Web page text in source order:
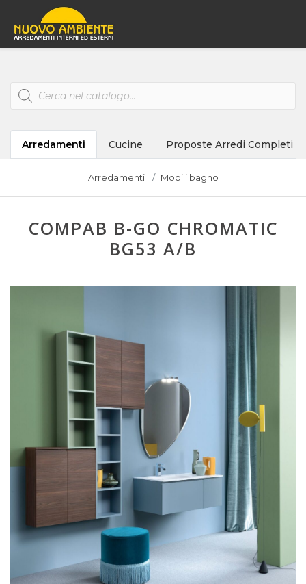
Products
search
Arredamenti Cucine Proposte Arredi Completi
Arredamenti Mobili bagno
COMPAB B-GO CHROMATIC
BG53 A/B